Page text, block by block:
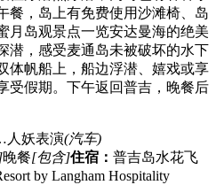
餐，岛上有免费使用沙滩椅、岛
月岛观景点一览安达曼海的绝美
潜，感受麦通岛未被破坏的水下
体帆船上，船边浮潜、嬉戏或享
受假期。下午返回普吉，晚餐后
人妖表演(汽车)
晚餐[包含]住宿： 普吉岛水花飞
by Langham Hospitality